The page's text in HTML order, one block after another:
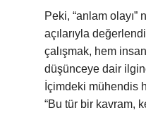
Peki, “anlam olayı”
açılarıyla
çalışmak, hem
düşünceye dair
İçimdeki mühendis
“Bu tür bir kavram,